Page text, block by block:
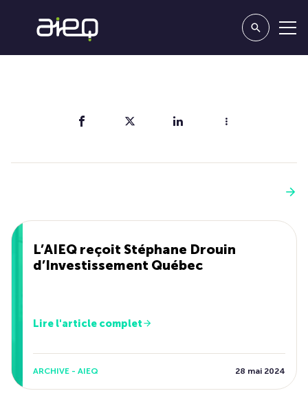
L’AIEQ reçoit Stéphane Drouin
d’Investissement Québec
Lire l'article complet
ARCHIVE - AIEQ 28 mai 2024